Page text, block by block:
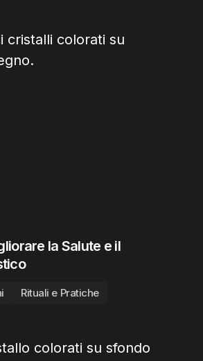
la Salute e il
Rituali e Pratiche